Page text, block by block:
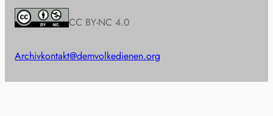
CC BY-NC 4.0
Archivkontakt@demvolkedienen.org